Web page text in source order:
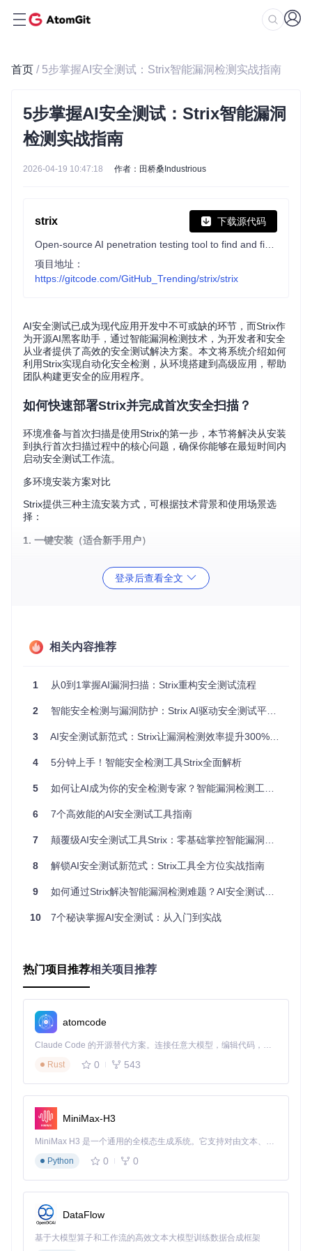
首页 / 5步掌握AI安全测试：Strix智能漏洞检测实战指南
5步掌握AI安全测试：Strix智能漏洞
检测实战指南
2026-04-19 10:47:18 作者：田桥桑Industrious
strix 下载源代码
项目地址：
https://gitcode.com/GitHub_Trending/strix/strix
AI安全测试已成为现代应用开发中不可或缺的环节，而Strix作
为开源AI黑客助手，通过智能漏洞检测技术，为开发者和安全
从业者提供了高效的安全测试解决方案。本文将系统介绍如何
利用Strix实现自动化安全检测，从环境搭建到高级应用，帮助
团队构建更安全的应用程序。
如何快速部署Strix并完成首次安全扫描？
环境准备与首次扫描是使用Strix的第一步，本节将解决从安装
到执行首次扫描过程中的核心问题，确保你能够在最短时间内
启动安全测试工作流。
多环境安装方案对比
Strix提供三种主流安装方式，可根据技术背景和使用场景选
择：
1. 一键安装（适合新手用户）
# 安装pipx工具管理隔离环境
2. 源码安装（适合开发与定制）
git clone
# 以开发模式安装（修改代码后无需重新安装）
3. 容器化部署（适合生产环境）
# 运行容器并配置环境变量
  -e STRIX_LLM=openai/gpt-4 \
安装完成后，执行以下命令验证安装状态：
# 对目标网站执行全面安全扫描
# --target: 指定扫描目标URL
# --instruction: 提供AI代理的具体扫描指令
本地项目漏洞检测
# 扫描本地代码项目
# --target: 指定本地目录路径
# --instruction: 明确检测重点为代码安全漏洞
strix --target ./project-directory --instruction
检测策略？
Strix如何智能识别各类安全漏洞？
登录后查看全文
相关内容推荐
1 从0到1掌握AI漏洞扫描：Strix重构安全测试流程
2 智能安全检测与漏洞防护：Strix AI驱动安全测试平台深度实践指南
3 AI安全测试新范式：Strix让漏洞检测效率提升300%的秘密
4 5分钟上手！智能安全检测工具Strix全面解析
5 如何让AI成为你的安全检测专家？智能漏洞检测工具Strix实战指南
6 7个高效能的AI安全测试工具指南
7 颠覆级AI安全测试工具Strix：零基础掌控智能漏洞扫描全流程
8 解锁AI安全测试新范式：Strix工具全方位实战指南
9 如何通过Strix解决智能漏洞检测难题？AI安全测试工具全攻略
10 7个秘诀掌握AI安全测试：从入门到实战
热门项目推荐相关项目推荐
atomcode
Claude Code 的开源替代方案。连接任意大模型，编辑代码，运行命令，自动验证 — 全自动执行。用 Rust 构建，极致性能。 ｜ An open-source alternative to Claude Code. Connect any LLM, edit code, run commands, and verify changes — autonomously. Built in Rust for speed. Get Started
Rust
0 543
MiniMax-H3
MiniMax H3 是一个通用的全模态生成系统。它支持对由文本、图像、视频和音频组成的多模态上下文进行统一理解，并能生成分辨率高达 2K、时长可达 15 秒的带原生立体声音频的视频。得益于面向任务泛化的系统设计，H3 在预训练阶段就已具备广泛的多模态上下文理解与生成能力，能够出色地执行复杂的多模态指令。
Python
0 0
DataFlow
基于大模型算子和工作流的高效文本大模型训练数据合成框架